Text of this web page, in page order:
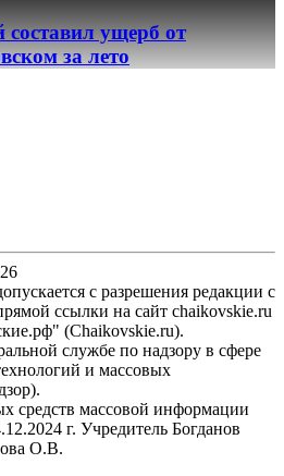
ущерб от
за лето
с разрешения редакции с
ссылки на сайт chaikovskie.ru
(Chaikovskie.ru).
службе по надзору в сфере
и массовых
средств массовой информации
г. Учредитель Богданов
О.В.